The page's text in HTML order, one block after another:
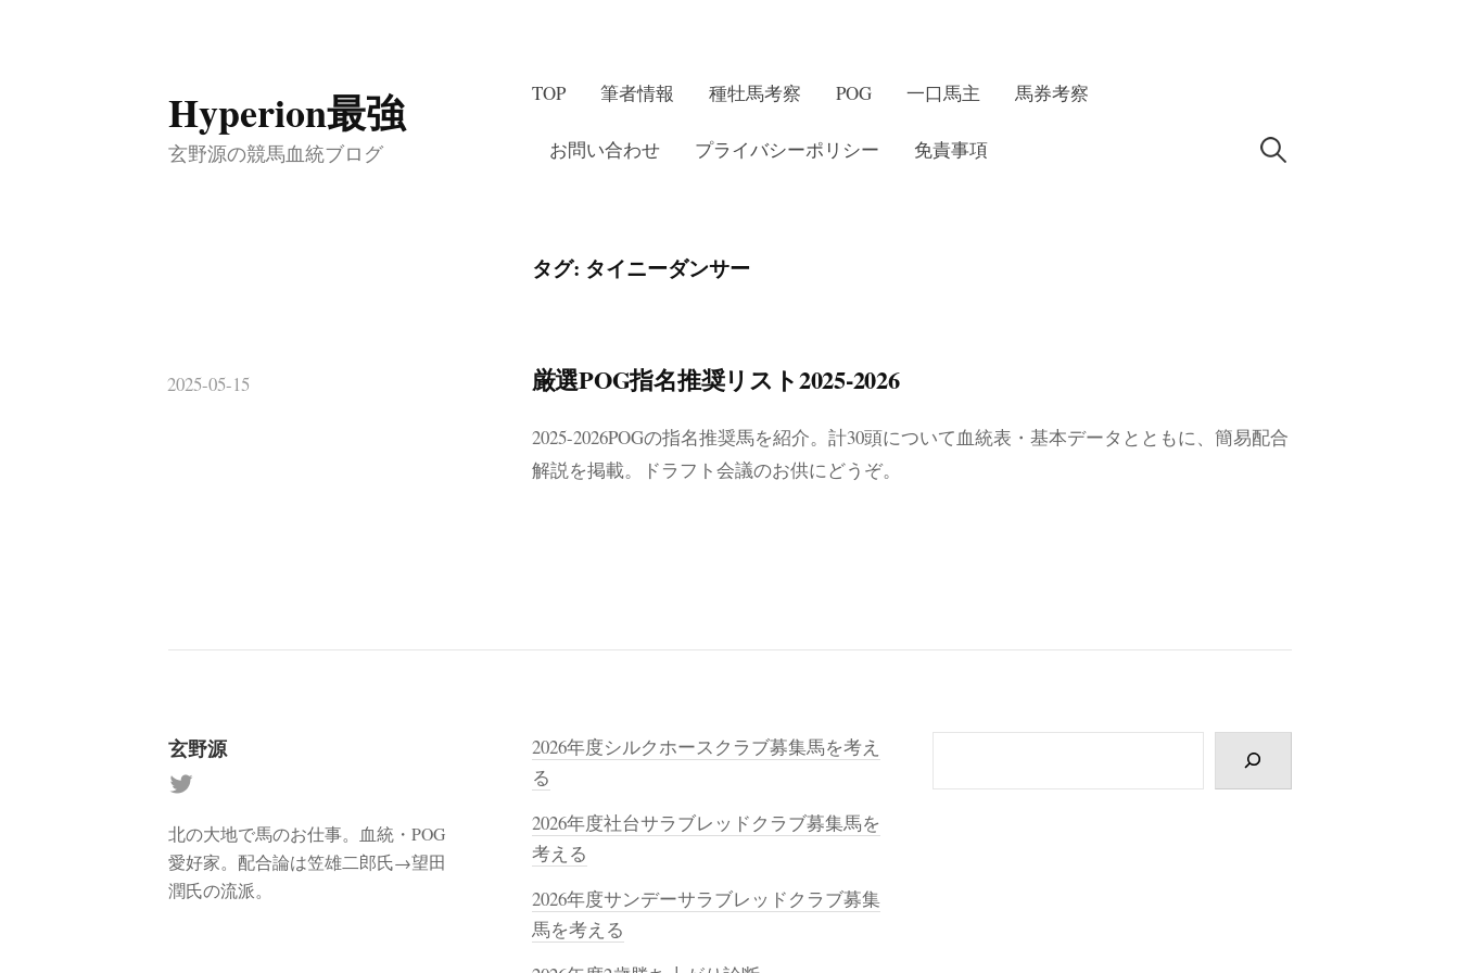
ン
テ
プ
Hyperion最強
玄野源の競馬血統ブログ
TOP 筆者情報 種牡馬考察 POG 一口馬主 馬券考察
お問い合わせ プライバシーポリシー 免責事項 検
タグ: タイニーダンサー
2025-05-15 厳選POG指名推奨リスト2025-2026
2025-2026POGの指名推奨馬を紹介。計30頭について血統表・基本データとともに、簡易配合
解説を掲載。ドラフト会議のお供にどうぞ。
玄野源
北の大地で馬のお仕事。血統・POG
愛好家。配合論は笠雄二郎氏→望田
潤氏の流派。
2026年度シルクホースクラブ募集馬を考え
る
2026年度社台サラブレッドクラブ募集馬を
考える
2026年度サンデーサラブレッドクラブ募集
馬を考える